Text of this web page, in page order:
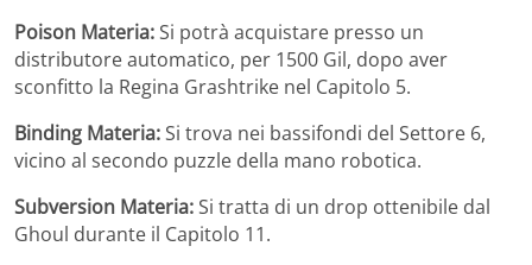
Poison Materia:Si potrà acquistare presso un
distributore automatico, per 1500 Gil, dopo aver
sconfitto la Regina Grashtrike nel Capitolo 5.
Binding Materia:Si trova nei bassifondi del Settore 6,
vicino al secondo puzzle della mano robotica.
Subversion Materia:Si tratta di un drop ottenibile dal
Ghoul durante il Capitolo 11.